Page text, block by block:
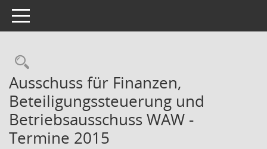
Toggle navigation
Rechercheauswahl
Ausschuss für Finanzen,
Beteiligungssteuerung und
Betriebsausschuss WAW -
Termine 2015